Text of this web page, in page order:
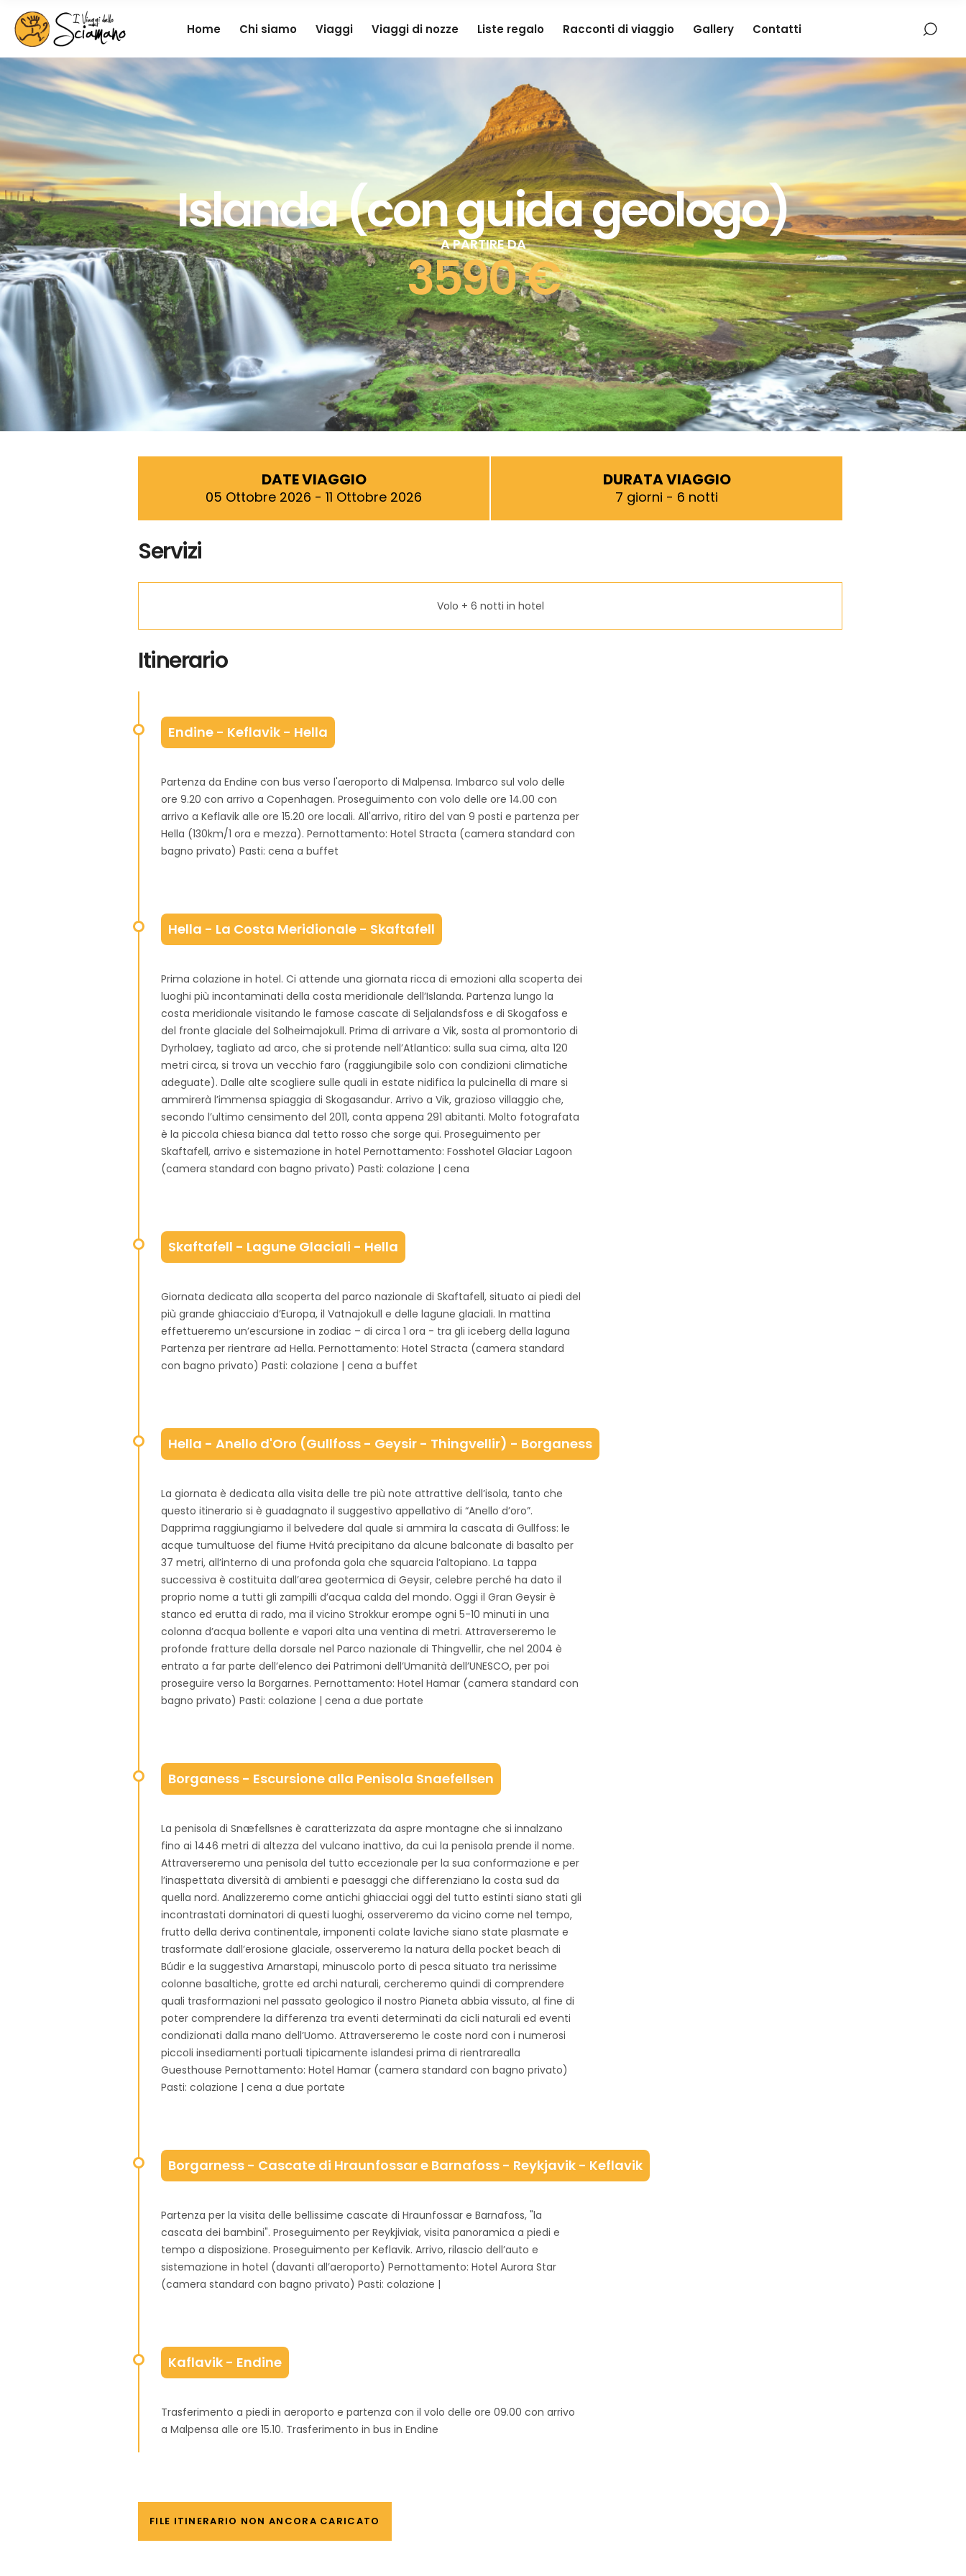
Home Chi siamo Viaggi Viaggi di nozze Liste regalo Racconti di viaggio Gallery Contatti
Islanda (con guida geologo)
A PARTIRE DA
3590 €
DATE VIAGGIO
05 Ottobre 2026 - 11 Ottobre 2026
DURATA VIAGGIO
7 giorni - 6 notti
Servizi
Volo + 6 notti in hotel
Itinerario
Endine - Keflavik - Hella
Partenza da Endine con bus verso l'aeroporto di Malpensa. Imbarco sul volo delle
ore 9.20 con arrivo a Copenhagen. Proseguimento con volo delle ore 14.00 con
arrivo a Keflavik alle ore 15.20 ore locali. All'arrivo, ritiro del van 9 posti e partenza per
Hella (130km/1 ora e mezza). Pernottamento: Hotel Stracta (camera standard con
bagno privato) Pasti: cena a buffet
Hella - La Costa Meridionale - Skaftafell
Prima colazione in hotel. Ci attende una giornata ricca di emozioni alla scoperta dei
luoghi più incontaminati della costa meridionale dell’Islanda. Partenza lungo la
costa meridionale visitando le famose cascate di Seljalandsfoss e di Skogafoss e
del fronte glaciale del Solheimajokull. Prima di arrivare a Vik, sosta al promontorio di
Dyrholaey, tagliato ad arco, che si protende nell’Atlantico: sulla sua cima, alta 120
metri circa, si trova un vecchio faro (raggiungibile solo con condizioni climatiche
adeguate). Dalle alte scogliere sulle quali in estate nidifica la pulcinella di mare si
ammirerà l’immensa spiaggia di Skogasandur. Arrivo a Vik, grazioso villaggio che,
secondo l’ultimo censimento del 2011, conta appena 291 abitanti. Molto fotografata
è la piccola chiesa bianca dal tetto rosso che sorge qui. Proseguimento per
Skaftafell, arrivo e sistemazione in hotel Pernottamento: Fosshotel Glaciar Lagoon
(camera standard con bagno privato) Pasti: colazione | cena
Skaftafell - Lagune Glaciali - Hella
Giornata dedicata alla scoperta del parco nazionale di Skaftafell, situato ai piedi del
più grande ghiacciaio d’Europa, il Vatnajokull e delle lagune glaciali. In mattina
effettueremo un’escursione in zodiac – di circa 1 ora - tra gli iceberg della laguna
Partenza per rientrare ad Hella. Pernottamento: Hotel Stracta (camera standard
con bagno privato) Pasti: colazione | cena a buffet
Hella - Anello d'Oro (Gullfoss - Geysir - Thingvellir) - Borganess
La giornata è dedicata alla visita delle tre più note attrattive dell’isola, tanto che
questo itinerario si è guadagnato il suggestivo appellativo di “Anello d’oro”.
Dapprima raggiungiamo il belvedere dal quale si ammira la cascata di Gullfoss: le
acque tumultuose del fiume Hvitá precipitano da alcune balconate di basalto per
37 metri, all’interno di una profonda gola che squarcia l’altopiano. La tappa
successiva è costituita dall’area geotermica di Geysir, celebre perché ha dato il
proprio nome a tutti gli zampilli d’acqua calda del mondo. Oggi il Gran Geysir è
stanco ed erutta di rado, ma il vicino Strokkur erompe ogni 5-10 minuti in una
colonna d’acqua bollente e vapori alta una ventina di metri. Attraverseremo le
profonde fratture della dorsale nel Parco nazionale di Thingvellir, che nel 2004 è
entrato a far parte dell’elenco dei Patrimoni dell’Umanità dell’UNESCO, per poi
proseguire verso la Borgarnes. Pernottamento: Hotel Hamar (camera standard con
bagno privato) Pasti: colazione | cena a due portate
Borganess - Escursione alla Penisola Snaefellsen
La penisola di Snæfellsnes è caratterizzata da aspre montagne che si innalzano
fino ai 1446 metri di altezza del vulcano inattivo, da cui la penisola prende il nome.
Attraverseremo una penisola del tutto eccezionale per la sua conformazione e per
l’inaspettata diversità di ambienti e paesaggi che differenziano la costa sud da
quella nord. Analizzeremo come antichi ghiacciai oggi del tutto estinti siano stati gli
incontrastati dominatori di questi luoghi, osserveremo da vicino come nel tempo,
frutto della deriva continentale, imponenti colate laviche siano state plasmate e
trasformate dall’erosione glaciale, osserveremo la natura della pocket beach di
Búdir e la suggestiva Arnarstapi, minuscolo porto di pesca situato tra nerissime
colonne basaltiche, grotte ed archi naturali, cercheremo quindi di comprendere
quali trasformazioni nel passato geologico il nostro Pianeta abbia vissuto, al fine di
poter comprendere la differenza tra eventi determinati da cicli naturali ed eventi
condizionati dalla mano dell’Uomo. Attraverseremo le coste nord con i numerosi
piccoli insediamenti portuali tipicamente islandesi prima di rientrarealla
Guesthouse Pernottamento: Hotel Hamar (camera standard con bagno privato)
Pasti: colazione | cena a due portate
Borgarness - Cascate di Hraunfossar e Barnafoss - Reykjavik - Keflavik
Partenza per la visita delle bellissime cascate di Hraunfossar e Barnafoss, "la
cascata dei bambini". Proseguimento per Reykjiviak, visita panoramica a piedi e
tempo a disposizione. Proseguimento per Keflavik. Arrivo, rilascio dell’auto e
sistemazione in hotel (davanti all’aeroporto) Pernottamento: Hotel Aurora Star
(camera standard con bagno privato) Pasti: colazione |
Kaflavik - Endine
Trasferimento a piedi in aeroporto e partenza con il volo delle ore 09.00 con arrivo
a Malpensa alle ore 15.10. Trasferimento in bus in Endine
FILE ITINERARIO NON ANCORA CARICATO